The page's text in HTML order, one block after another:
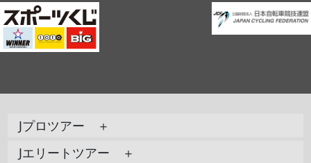
Jプロツアー ＋
Jエリートツアー ＋